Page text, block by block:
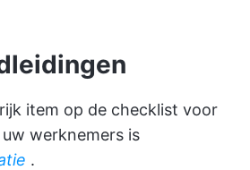
item op de checklist voor
werknemers is
.